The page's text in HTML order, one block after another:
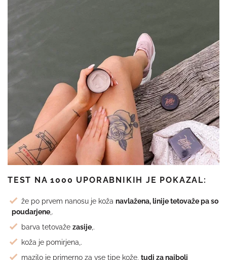
TEST NA 1000 UPORABNIKIH JE POKAZAL:
že po prvem nanosu je koža navlažena, linije tetovaže pa so
poudarjene ,.
barva tetovaže zasije,.
koža je pomirjena,.
mazilo je primerno za vse tipe kože, tudi za najbolj